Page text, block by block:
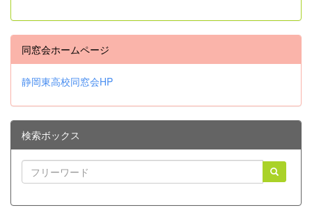
同窓会ホームページ
静岡東高校同窓会HP
検索ボックス